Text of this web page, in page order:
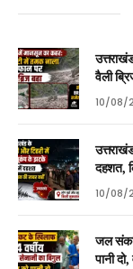
वैली
10/08/
दहशत,
10/08/
जल संकट
पानी